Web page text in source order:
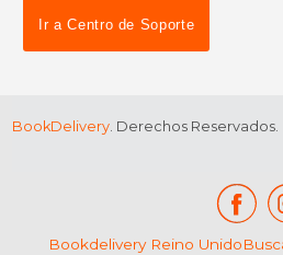
Ir a Centro de Soporte
BookDelivery. Derechos Reservados.
Bookdelivery Reino Unido